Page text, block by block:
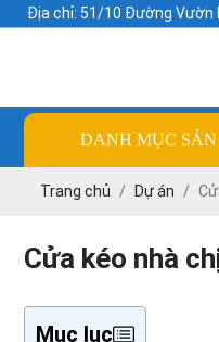
Địa chỉ: 51/10 Đường Vườn
DANH MỤC
Trang chủ Dự án
Cửa kéo nhà
Mục lục